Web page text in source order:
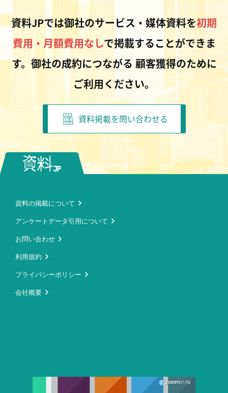
資料JPでは御社のサービス・媒体資料を初期
費用・月額費用なしで掲載することができま
す。御社の成約につながる 顧客獲得のために
ご利用ください。
資料掲載を問い合わせる
資料の掲載について
アンケートデータ引用について
お問い合わせ
利用規約
プライバシーポリシー
会社概要